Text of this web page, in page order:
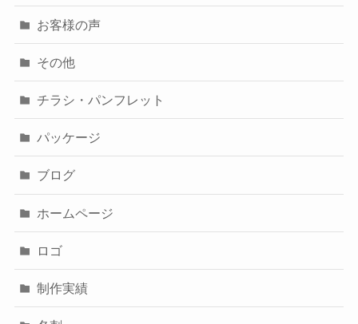
お客様の声
その他
チラシ・パンフレット
パッケージ
ブログ
ホームページ
ロゴ
制作実績